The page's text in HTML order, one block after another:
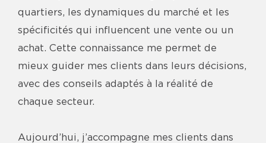
quartiers, les dynamiques du marché et les
spécificités qui influencent une vente ou un
achat. Cette connaissance me permet de
mieux guider mes clients dans leurs décisions,
avec des conseils adaptés à la réalité de
chaque secteur.
Aujourd’hui, j’accompagne mes clients dans